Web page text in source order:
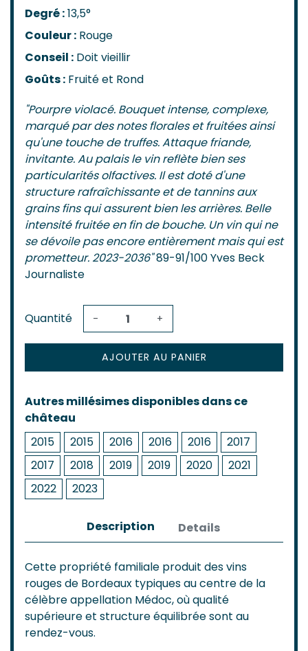
Degré :13,5°
Couleur : Rouge
Conseil : Doit vieillir
Goûts : Fruité et Rond
"Pourpre violacé. Bouquet intense, complexe,
marqué par des notes florales et fruitées ainsi
qu'une touche de truffes. Attaque friande,
invitante. Au palais le vin reflète bien ses
particularités olfactives. Il est doté d'une
structure rafraîchissante et de tannins aux
grains fins qui assurent bien les arrières. Belle
intensité fruitée en fin de bouche. Un vin qui ne
se dévoile pas encore entièrement mais qui est
prometteur. 2023-2036"89-91/100 Yves Beck
Journaliste
Quantité - +
AJOUTER AU PANIER
Autres millésimes disponibles dans ce
château
2015
2015 2016 2016 2016
2017
2017
2018 2019 2019 2020
2021
2022
2023
Description Details
Cette propriété familiale produit des vins
rouges de Bordeaux typiques au centre de la
célèbre appellation Médoc, où qualité
supérieure et structure équilibrée sont au
rendez-vous.